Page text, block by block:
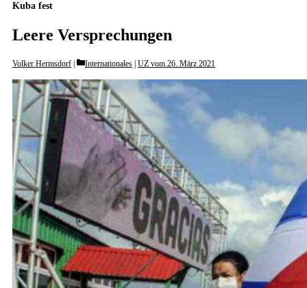
Kuba fest
Leere Versprechungen
Volker Hermsdorf Categories
Internationales UZ vom 26. März 2021